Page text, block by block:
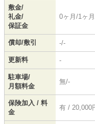
敷金/
礼金/
保証金
0ヶ月/1ヶ
償却/敷引 -/-
更新料 -
駐車場/
月額料金
無/-
保険加入 / 料
金
有 / 20,000